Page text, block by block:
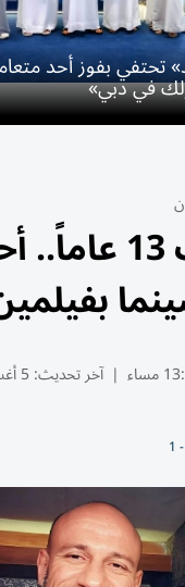
تحتفي بفوز أحد
في دبي»
بعد غياب
| آخر تحديث:5 أغسطس 13:56 2026